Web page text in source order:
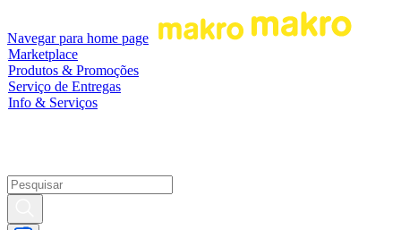
Navegar para home page
Marketplace
Produtos & Promoções
Serviço de Entregas
Info & Serviços